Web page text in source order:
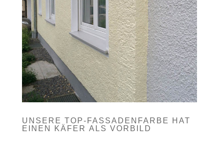
UNSERE TOP-FASSADENFARBE HAT
EINEN KÄFER ALS VORBILD